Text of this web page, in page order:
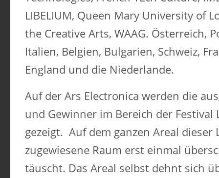
LIBELIUM, Queen Mary University of
the Creative Arts, WAAG. Österreich,
Italien, Belgien, Bulgarien, Schweiz,
England und die Niederlande.
Auf der Ars Electronica werden die
und Gewinner im Bereich der Festival
gezeigt. Auf dem ganzen Areal
zugewiesene Raum erst einmal
täuscht. Das Areal selbst dehnt sich